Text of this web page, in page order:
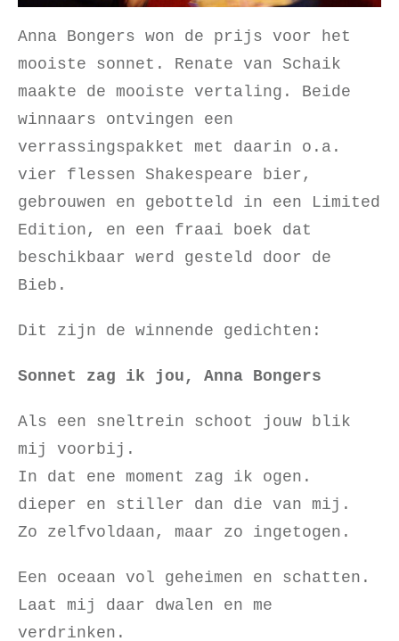
Anna Bongers won de prijs voor het
mooiste sonnet. Renate van Schaik
maakte de mooiste vertaling. Beide
winnaars ontvingen een
verrassingspakket met daarin o.a.
vier flessen Shakespeare bier,
gebrouwen en gebotteld in een Limited
Edition, en een fraai boek dat
beschikbaar werd gesteld door de
Bieb.
Dit zijn de winnende gedichten:
Sonnet zag ik jou, Anna Bongers
Als een sneltrein schoot jouw blik
mij voorbij.
In dat ene moment zag ik ogen.
dieper en stiller dan die van mij.
Zo zelfvoldaan, maar zo ingetogen.
Een oceaan vol geheimen en schatten.
Laat mij daar dwalen en me
verdrinken.